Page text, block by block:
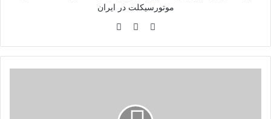
موتورسیکلت در ایران
وبسایتلینکدین